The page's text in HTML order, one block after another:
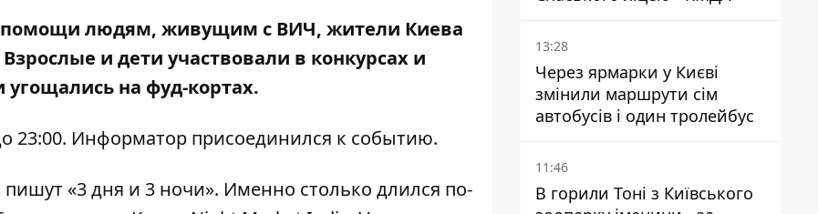
помощи людям, живущим с ВИЧ, жители Киева
и дети участвовали в конкурсах и
на фуд-кортах.
23:00. Информатор присоединился к событию.
пишут «3 дня и 3 ночи». Именно столько длился по-
13:28
Через ярмарки у Києві
змінили маршрути сім
автобусів і один тролейбус
11:46
В горили Тоні з Київського